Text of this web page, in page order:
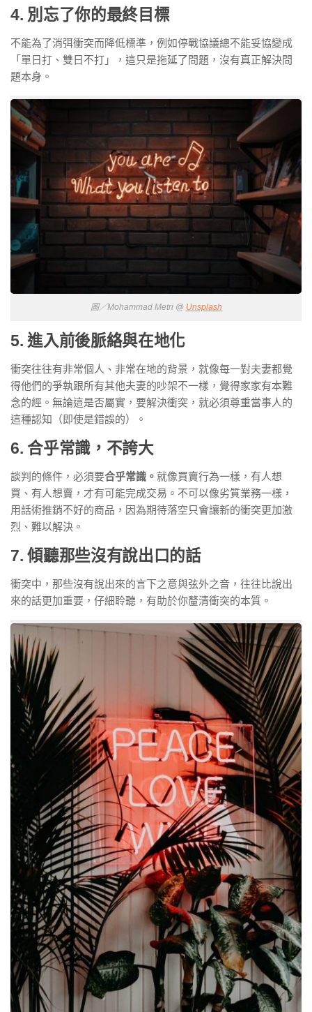
4. 別忘了你的最終目標
不能為了消弭衝突而降低標準，例如停戰協議總不能妥協變成
「單日打、雙日不打」，這只是拖延了問題，沒有真正解決問
題本身。
圖／Mohammad Metri @ Unsplash
5. 進入前後脈絡與在地化
衝突往往有非常個人、非常在地的背景，就像每一對夫妻都覺
得他們的爭執跟所有其他夫妻的吵架不一樣，覺得家家有本難
念的經。無論這是否屬實，要解決衝突，就必須尊重當事人的
這種認知（即使是錯誤的）。
6. 合乎常識，不誇大
談判的條件，必須要合乎常識。 就像買賣行為一樣，有人想
買、有人想賣，才有可能完成交易。不可以像劣質業務一樣，
用話術推銷不好的商品，因為期待落空只會讓新的衝突更加激
烈、難以解決。
7. 傾聽那些沒有說出口的話
衝突中，那些沒有說出來的言下之意與弦外之音，往往比說出
來的話更加重要，仔細聆聽，有助於你釐清衝突的本質。